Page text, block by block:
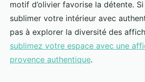
motif d’olivier favorise la détente.
sublimer votre intérieur avec
pas à explorer la diversité des
sublimez votre espace avec une
provence authentique.